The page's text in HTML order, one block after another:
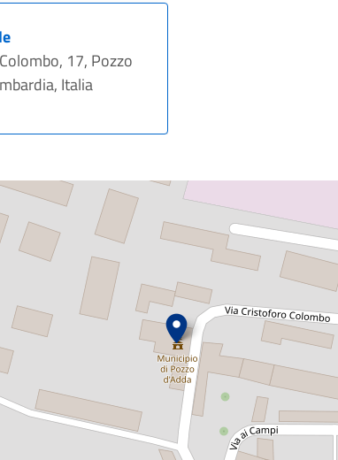
17, Pozzo
Italia